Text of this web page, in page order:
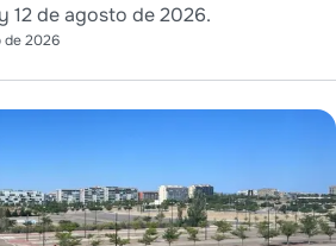
12 de agosto de 2026.
de 2026